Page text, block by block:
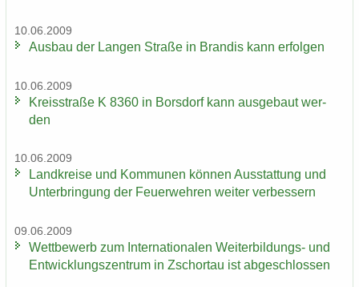
10.06.2009
Aus­bau der Lan­gen Stra­ße in Bran­dis kann er­fol­gen
10.06.2009
Kreis­stra­ße K 8360 in Bors­dorf kann aus­ge­baut wer­
den
10.06.2009
Land­krei­se und Kom­mu­nen kön­nen Aus­stat­tung und
Un­ter­brin­gung der Feu­er­weh­ren wei­ter ver­bes­sern
09.06.2009
Wett­be­werb zum In­ter­na­tio­na­len Weiterbildungs-​ und
Ent­wick­lungs­zen­trum in Zschor­tau ist ab­ge­schlos­sen